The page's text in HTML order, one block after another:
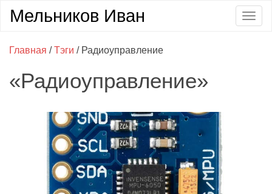
Мельников Иван
Главная /Тэги / Радиоуправление
«Радиоуправление»